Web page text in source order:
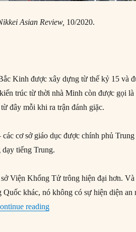
Asian Review, 10/2020.
Kinh được xây dựng từ thế kỷ 15 và
​​trúc từ thời nhà Minh còn được gọi là
đây mỗi khi ra trận đánh giặc.
cơ sở giáo dục được chính phủ
tiếng Trung.
Viện Khổng Tử trông hiện đại hơn.
khác, nó không có sự hiện diện an
reading“Nhật ký Bắc Kinh (19/